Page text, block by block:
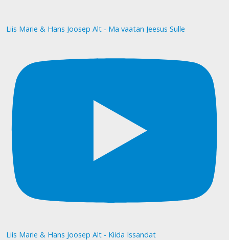
Liis Marie & Hans Joosep Alt - Ma vaatan Jeesus Sulle
Liis Marie & Hans Joosep Alt - Kiida Issandat